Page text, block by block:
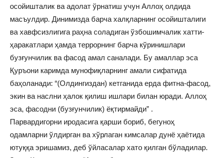
осойишталик ва адолат ўрнатиш учун Аллоҳ олдида
масъулдир. Динимизда барча халқларнинг осойишталиги
ва хавфсизлигига раҳна соладиган ўзбошимчалик хатти-
ҳаракатлари ҳамда террорнинг барча кўринишлари
бузғунчилик ва фасод амал саналади. Бу амаллар эса
Қуръони каримда мунофиқларнинг амали сифатида
баҳоланади: “(Олдингиздан) кетганида ерда фитна-фасод,
экин ва наслни ҳалок қилиш ишлари билан юради. Аллоҳ
эса, фасодни (бузғунчилик) ёқтирмайди” .
Парвардигорни иродасига қарши бориб, бегуноҳ
одамларни ўлдирган ва хўрлаган кимсалар дунё ҳаётида
ютуққа эришамиз, деб ўйласалар хато қилган бўладилар.